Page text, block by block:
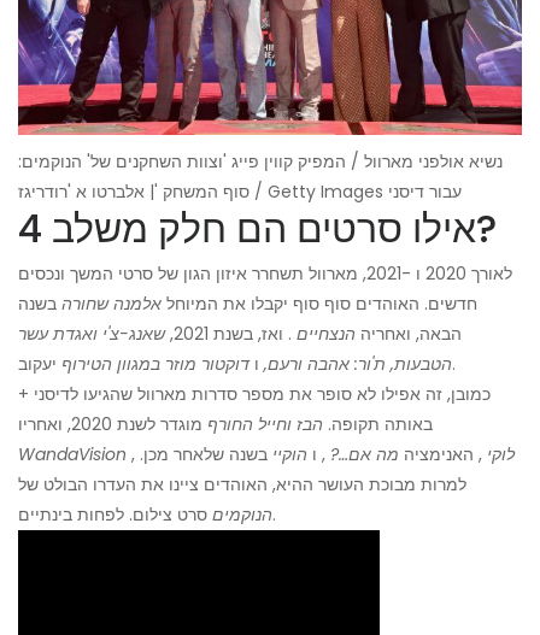
נשיא אולפני מארוול / המפיק קווין פייג 'וצוות השחקנים של' הנוקמים:
סוף המשחק '| אלברטו א 'רודריגז / Getty Images עבור דיסני
אילו סרטים הם חלק משלב 4?
לאורך 2020 ו -2021, מארוול תשחרר איזון הגון של סרטי המשך ונכסים
חדשים. האוהדים סוף סוף יקבלו את המיוחל אלמנה שחורה בשנה
הבאה, ואחריה הנצחיים . ואז, בשנת 2021,
שאנג-צ'י ואגדת עשר
הטבעות, ת'ור: אהבה ורעם,ודוקטור מוזר במגוון הטירוף
יעקוב.
כמובן, זה אפילו לא סופר את מספר סדרות מארוול שהגיעו לדיסני +
באותה תקופה. הבז וחייל החורף מוגדר לשנת 2020, ואחריו
WandaVision , לוקי , האנימציה מה אם…? , ו הוקיי בשנה שלאחר מכן.
למרות מבוכת העושר ההיא, האוהדים ציינו את העדרו הבולט של
הנוקמיםסרט צילום. לפחות בינתיים.